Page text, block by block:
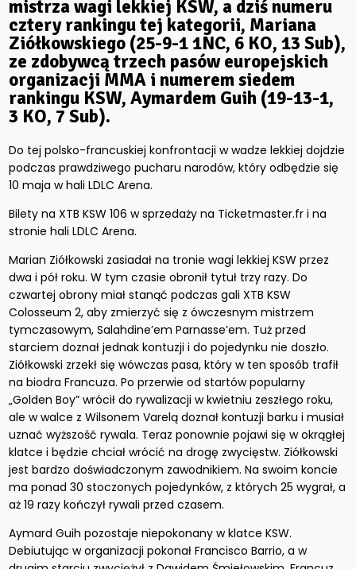
mistrza wagi lekkiej KSW, a dziś numeru
cztery rankingu tej kategorii, Mariana
Ziółkowskiego (25-9-1 1NC, 6 KO, 13 Sub),
ze zdobywcą trzech pasów europejskich
organizacji MMA i numerem siedem
rankingu KSW, Aymardem Guih (19-13-1,
3 KO, 7 Sub).
Do tej polsko-francuskiej konfrontacji w wadze lekkiej dojdzie
podczas prawdziwego pucharu narodów, który odbędzie się
10 maja w hali LDLC Arena.
Bilety na XTB KSW 106 w sprzedaży na Ticketmaster.fr i na
stronie hali LDLC Arena.
Marian Ziółkowski zasiadał na tronie wagi lekkiej KSW przez
dwa i pół roku. W tym czasie obronił tytuł trzy razy. Do
czwartej obrony miał stanąć podczas gali XTB KSW
Colosseum 2, aby zmierzyć się z ówczesnym mistrzem
tymczasowym, Salahdine’em Parnasse’em. Tuż przed
starciem doznał jednak kontuzji i do pojedynku nie doszło.
Ziółkowski zrzekł się wówczas pasa, który w ten sposób trafił
na biodra Francuza. Po przerwie od startów popularny
„Golden Boy” wrócił do rywalizacji w kwietniu zeszłego roku,
ale w walce z Wilsonem Varelą doznał kontuzji barku i musiał
uznać wyższość rywala. Teraz ponownie pojawi się w okrągłej
klatce i będzie chciał wrócić na drogę zwycięstw. Ziółkowski
jest bardzo doświadczonym zawodnikiem. Na swoim koncie
ma ponad 30 stoczonych pojedynków, z których 25 wygrał, a
aż 19 razy kończył rywali przed czasem.
Aymard Guih pozostaje niepokonany w klatce KSW.
Debiutując w organizacji pokonał Francisco Barrio, a w